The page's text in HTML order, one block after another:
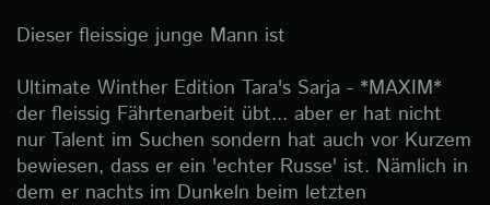
Dieser fleissige junge Mann ist
Ultimate Winther Edition Tara's Sarja - *MAXIM*
der fleissig Fährtenarbeit übt... aber er hat nicht
nur Talent im Suchen sondern hat auch vor Kurzem
bewiesen, dass er ein 'echter Russe' ist. Nämlich in
dem er nachts im Dunkeln beim letzten